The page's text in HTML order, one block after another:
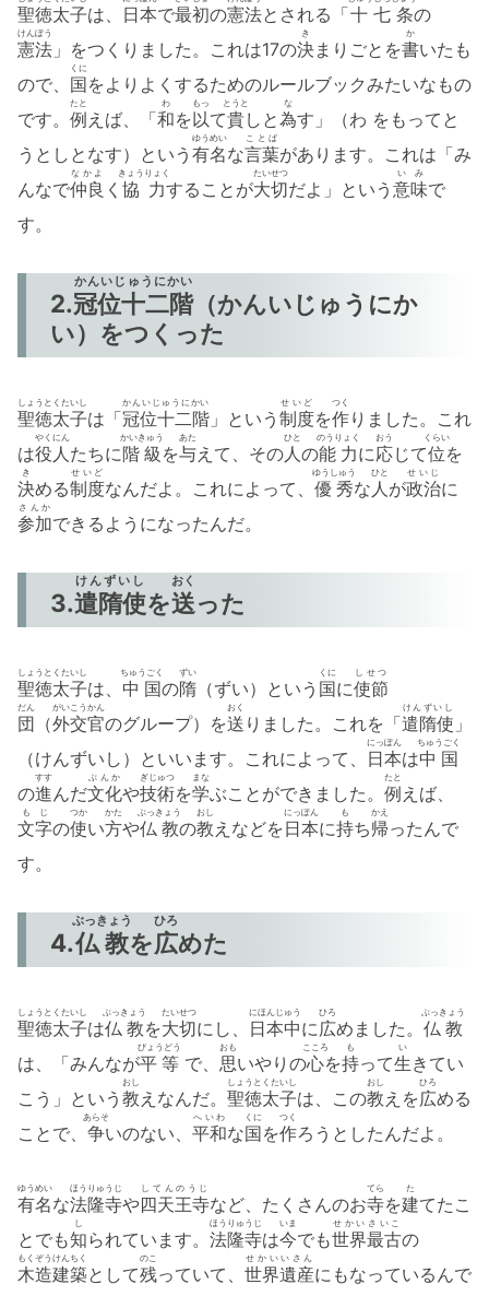
聖徳太子は、 日本で最初の憲法とされる「十七条の
憲法
けんぽう
」をつくりました。これは17の決
き
まりごとを書
か
いたも
ので、 国
くに
をよりよくするためのルールブックみたいなもの
です。 例
たと
えば、「和
わ
を以
もっ
て貴
とうと
しと為
な
す」（わ をもってと
うとしとなす）という 有名
ゆうめい
な言葉
ことば
があります。これは「み
んなで仲良
なかよ
く 協力
きょうりょく
することが大切
たいせつ
だよ」という 意味
いみ
で
す。
2.冠位十二階
かんいじゅうにかい
（かんいじゅうにか
い）をつくった
聖徳太子
しょうとくたいし
は「冠位十二階
かんいじゅうにかい
」という 制度
せいど
を作
つく
りました。これ
は役人
やくにん
たちに階級
かいきゅう
を与
あた
えて、その 人
ひと
の能力
のうりょく
に応
おう
じて位
くらい
を
決
き
める制度
せいど
なんだよ。これによって、 優秀
ゆうしゅう
な 人
ひと
が政治
せいじ
に
参加
さんか
できるようになったんだ。
3.遣隋使
けんずいし
を送
おく
った
聖徳太子
しょうとくたいし
は、 中国
ちゅうごく
の隋
ずい
（ずい）という 国
くに
に使節
しせつ
団
だん
（外交官
がいこうかん
のグループ）を送
おく
りました。これを「遣隋使
けんずいし
」
（けんずいし）といいます。これによって、 日本
にっぽん
は中国
ちゅうごく
の進
すす
んだ文化
ぶんか
や技術
ぎじゅつ
を学
まな
ぶことができました。 例
たと
えば、
文字
もじ
の使
つか
い方
かた
や仏教
ぶっきょう
の教
おし
えなどを日本
にっぽん
に持
も
ち帰
かえ
ったんで
す。
4.仏教
ぶっきょう
を広
ひろ
めた
聖徳太子
しょうとくたいし
は仏教
ぶっきょう
を大切
たいせつ
にし、 日本中
にほんじゅう
に 広
ひろ
めました。 仏教
ぶっきょう
は、「みんなが平等
びょうどう
で、 思
おも
いやりの心
こころ
を持
も
って生
い
きてい
こう」という 教
おし
えなんだ。 聖徳太子
しょうとくたいし
は、この教
おし
えを広
ひろ
める
ことで、 争
あらそ
いのない、 平和
へいわ
な国
くに
を作
つく
ろうとしたんだよ。
有名
ゆうめい
な法隆寺
ほうりゅうじ
や四天王寺
してんのうじ
など、たくさんのお寺
てら
を建
た
てたこ
とでも知
し
られています。 法隆寺
ほうりゅうじ
は今
いま
でも世界
せかい
最古
さいこ
の
木造建築
もくぞうけんちく
として残
のこ
っていて、 世界遺産
せかいいさん
にもなっているんで